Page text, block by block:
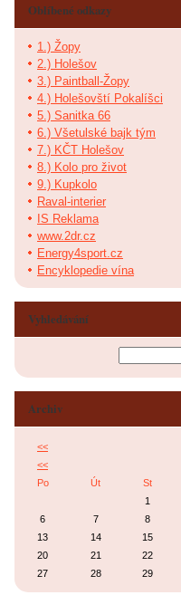
Oblíbené odkazy
1.) Žopy
2.) Holešov
3.) Paintball-Žopy
4.) Holešovští Pokalíšci
5.) Sanitka 66
6.) Všetulské bajk tým
7.) KČT Holešov
8.) Kolo pro život
9.) Kupkolo
Raval-interier
IS Reklama
www.2dr.cz
Energy4sport.cz
Encyklopedie vína
Vyhledávání
Archiv
<<
<<
Po
Út St
1
6
7 8
13
14 15
20
21 22
27
28 29